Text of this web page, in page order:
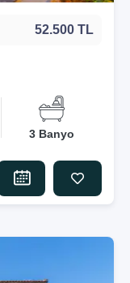
52.500 TL
3 Banyo